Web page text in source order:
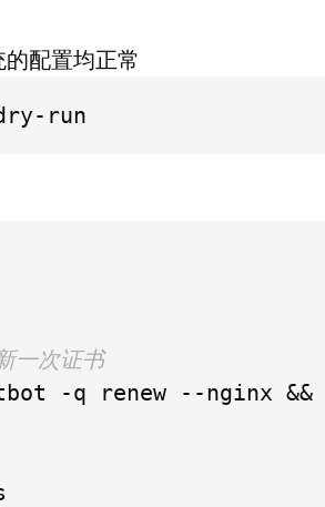
配置均正常
run
一次证书
-q renew --nginx &&